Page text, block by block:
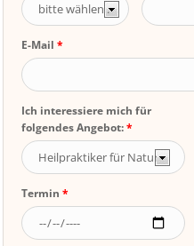
E-Mail
Ich interessiere mich für
folgendes Angebot:
Termin